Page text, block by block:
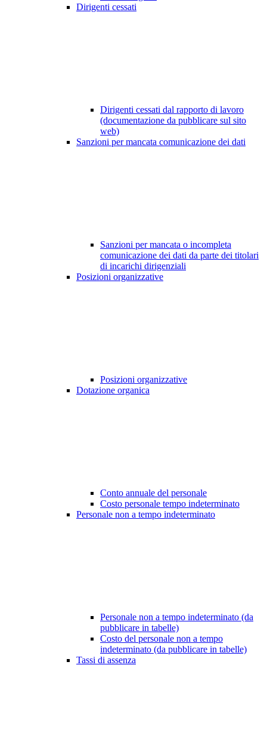
Dirigenti cessati
Dirigenti cessati dal rapporto di lavoro
(documentazione da pubblicare sul sito
web)
Sanzioni per mancata comunicazione dei dati
Sanzioni per mancata o incompleta
comunicazione dei dati da parte dei titolari
di incarichi dirigenziali
Posizioni organizzative
Posizioni organizzative
Dotazione organica
Conto annuale del personale
Costo personale tempo indeterminato
Personale non a tempo indeterminato
Personale non a tempo indeterminato (da
pubblicare in tabelle)
Costo del personale non a tempo
indeterminato (da pubblicare in tabelle)
Tassi di assenza